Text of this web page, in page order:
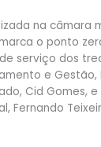
na câmara
o ponto
serviço dos
e Gestão,
Cid Gomes,
Fernando